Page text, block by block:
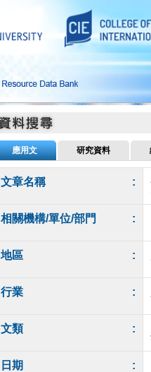
應用文 研究資料
文章名稱 :
相關機構/單位/部門 :
地區 :
行業 :
文類 :
日期 :